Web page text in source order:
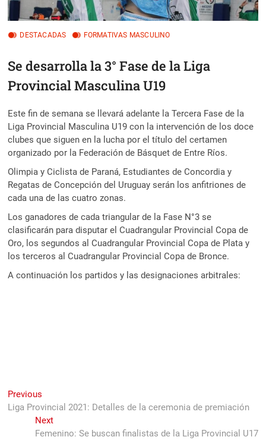
DESTACADAS FORMATIVAS MASCULINO
Se desarrolla la 3° Fase de la Liga
Provincial Masculina U19
Este fin de semana se llevará adelante la Tercera Fase de la
Liga Provincial Masculina U19 con la intervención de los doce
clubes que siguen en la lucha por el título del certamen
organizado por la Federación de Básquet de Entre Ríos.
Olimpia y Ciclista de Paraná, Estudiantes de Concordia y
Regatas de Concepción del Uruguay serán los anfitriones de
cada una de las cuatro zonas.
Los ganadores de cada triangular de la Fase N°3 se
clasificarán para disputar el Cuadrangular Provincial Copa de
Oro, los segundos al Cuadrangular Provincial Copa de Plata y
los terceros al Cuadrangular Provincial Copa de Bronce.
A continuación los partidos y las designaciones arbitrales:
Navegación
de
entradas
Previous
post:
Liga Provincial 2021: Detalles de la ceremonia de premiación
NextNext
post:
Femenino: Se buscan finalistas de la Liga Provincial U17